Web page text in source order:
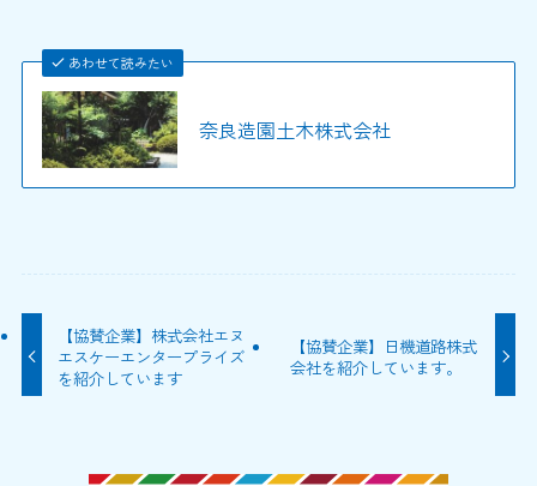
あわせて読みたい
奈良造園土木株式会社
【協賛企業】株式会社エヌ
エスケーエンタープライズ
を紹介しています
【協賛企業】日機道路株式
会社を紹介しています。